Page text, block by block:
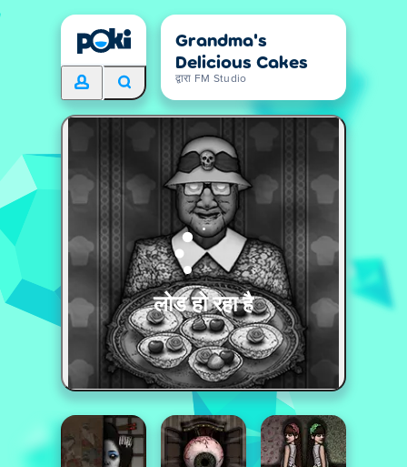
Grandma's
Delicious Cakes
द्वारा FM Studio
लोड हो रहा है